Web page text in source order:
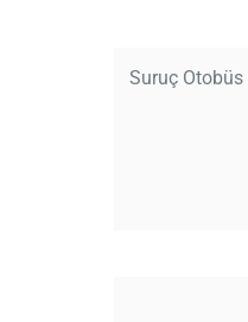
Suruç